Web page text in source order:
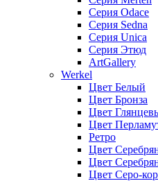
Серия Odace
Серия Sedna
Серия Unica
Серия Этюд
ArtGallery
Werkel
Цвет Белый
Цвет Бронза
Цвет
Цвет
Ретро
Цвет
Цвет
Цвет Серо-